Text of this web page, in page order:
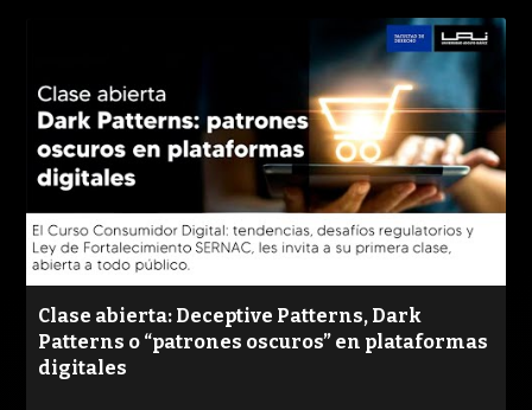
Clase abierta: Deceptive Patterns, Dark
Patterns o “patrones oscuros” en plataformas
digitales